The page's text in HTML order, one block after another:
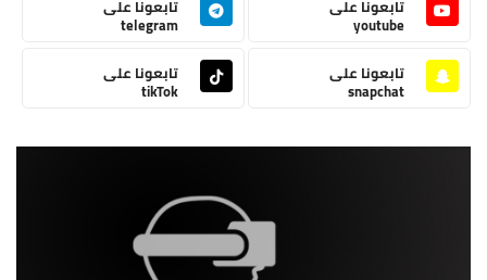
تابعونا على
youtube
تابعونا على
telegram
تابعونا على
snapchat
تابعونا على
tikTok